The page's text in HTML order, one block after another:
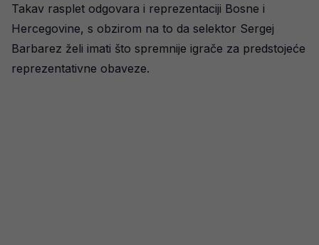
Takav rasplet odgovara i reprezentaciji Bosne i
Hercegovine, s obzirom na to da selektor Sergej
Barbarez želi imati što spremnije igrače za predstojeće
reprezentativne obaveze.